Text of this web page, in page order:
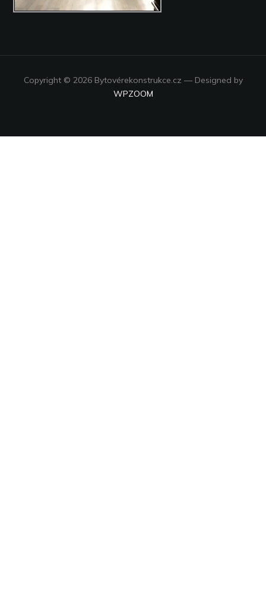
Copyright © 2026 Bytovérekonstrukce.cz — Designed by
WPZOOM